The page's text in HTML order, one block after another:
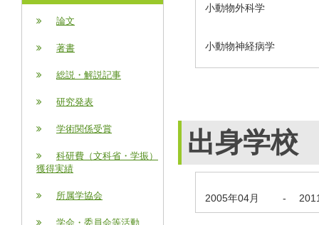
論文
著書
総説・解説記事
研究発表
学術関係受賞
科研費（文科省・学振）
獲得実績
所属学協会
学会・委員会等活動
小動物外科学
小動物神経病学
出身学校
2005年04月 -